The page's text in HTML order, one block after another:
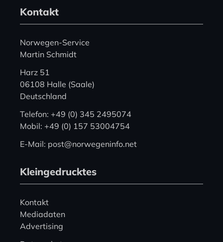
Kontakt
Norwegen-Service
Martin Schmidt
Harz 51
06108 Halle (Saale)
Deutschland
Telefon: +49 (0) 345 2495074
Mobil: +49 (0) 157 53004754
E-Mail: post@norwegeninfo.net
Kleingedrucktes
Kontakt
Mediadaten
Advertising